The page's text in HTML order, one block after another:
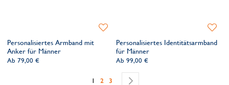
Personalisiertes Armband mit
Anker für Männer
Ab 79,00 €
Zur
hinzufügenPersonalisiertes Identitätsarmband
für Männer
Ab 99,00 €
Zur
Seite
Sie lesen gerade die Seite
1 Seite
2 Seite
3